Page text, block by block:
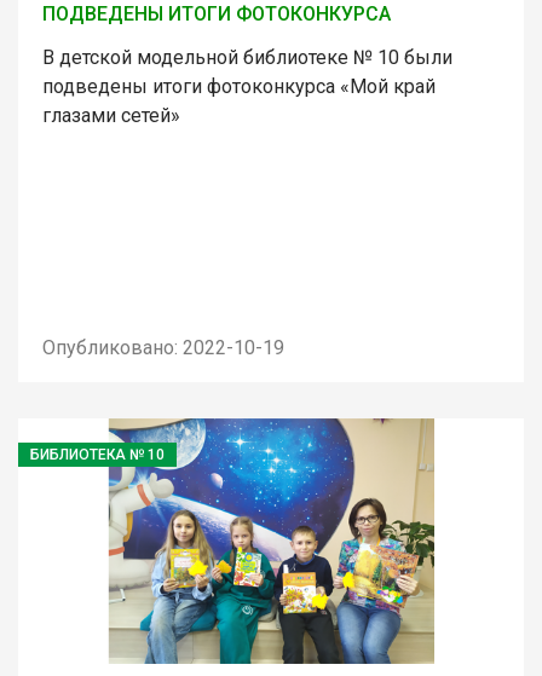
ПОДВЕДЕНЫ ИТОГИ ФОТОКОНКУРСА
В детской модельной библиотеке № 10 были
подведены итоги фотоконкурса «Мой край
глазами сетей»
Опубликовано: 2022-10-19
БИБЛИОТЕКА № 10